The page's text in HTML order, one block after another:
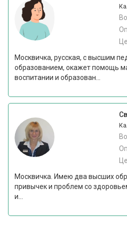
Москвичка, русская, с высшим
образованием, окажет помощь
воспитании и образован...
Москвичка. Имею два высших
привычек и проблем со
и...